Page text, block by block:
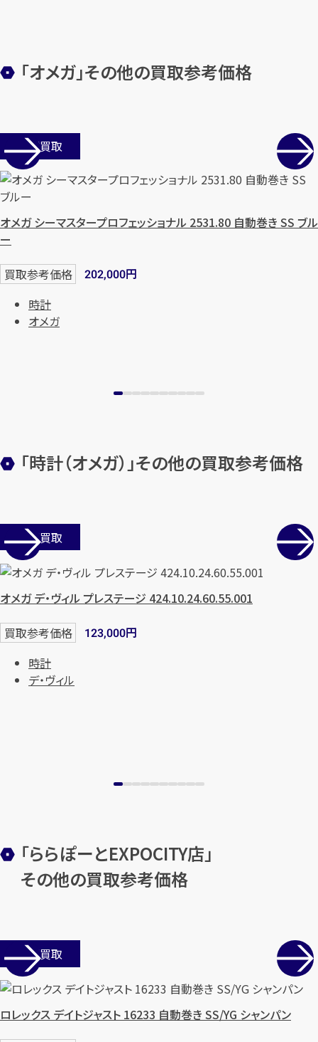
【総合受付】24時間・年中無休(年末年
始除く)
「オメガ」その他の買取参考価格
店舗買取
オメガ シーマスタープロフェッショナル 2531.80 自動巻き SS ブル
ー
買取参考価格 202,000円
時計
オメガ
「時計（オメガ）」その他の買取参考価格
店舗買取
オメガ デ・ヴィル プレステージ 424.10.24.60.55.001
買取参考価格 123,000円
時計
デ・ヴィル
「ららぽーとEXPOCITY店」
その他の買取参考価格
店舗買取
ロレックス デイトジャスト 16233 自動巻き SS/YG シャンパン